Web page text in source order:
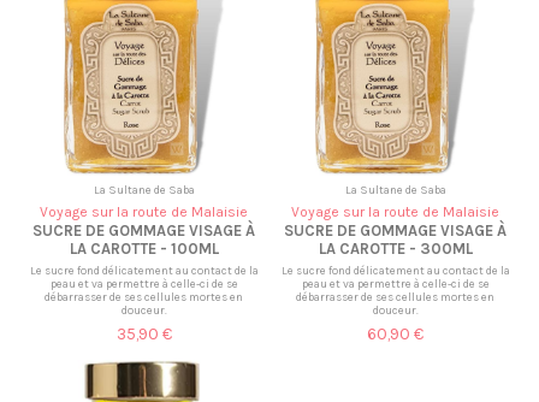
La Sultane de Saba
Voyage sur la route de Malaisie
SUCRE DE GOMMAGE VISAGE À
LA CAROTTE - 100ML
Le sucre fond délicatement au contact de la
peau et va permettre à celle-ci de se
débarrasser de ses cellules mortes en
douceur.
35,90 €
La Sultane de Saba
Voyage sur la route de Malaisie
SUCRE DE GOMMAGE VISAGE À
LA CAROTTE - 300ML
Le sucre fond délicatement au contact de la
peau et va permettre à celle-ci de se
débarrasser de ses cellules mortes en
douceur.
60,90 €